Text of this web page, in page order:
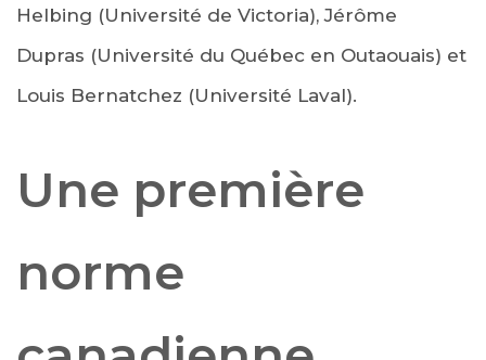
Helbing (Université de Victoria), Jérôme
Dupras (Université du Québec en Outaouais) et
Louis Bernatchez (Université Laval).
Une première
norme